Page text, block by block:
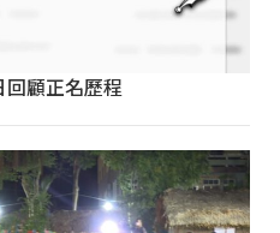
顧正名歷程